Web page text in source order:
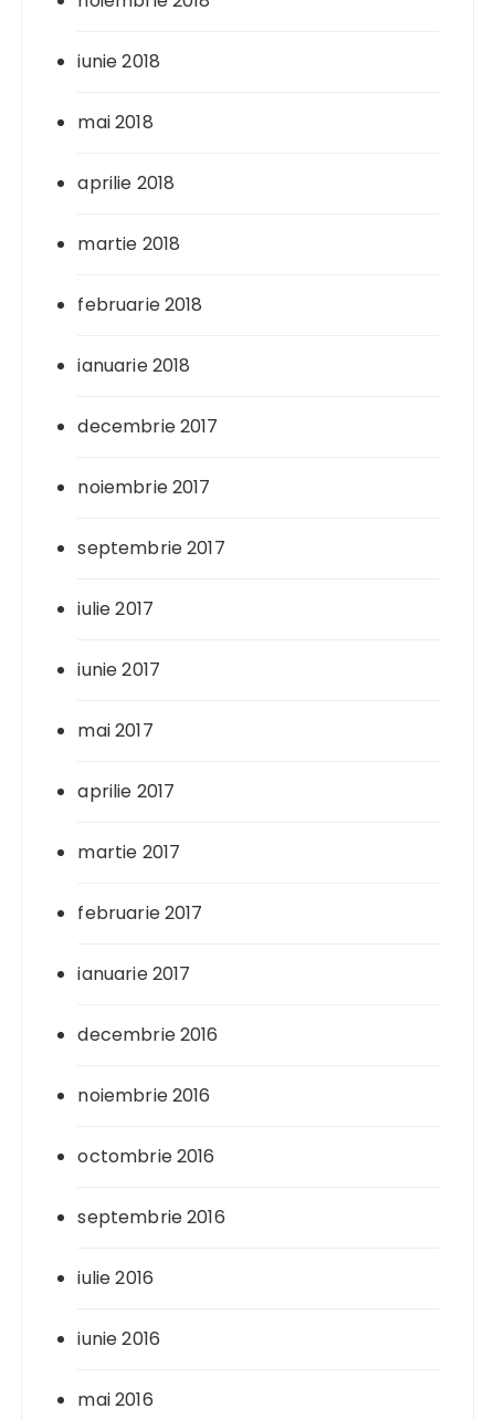
iunie 2018
mai 2018
aprilie 2018
martie 2018
februarie 2018
ianuarie 2018
decembrie 2017
noiembrie 2017
septembrie 2017
iulie 2017
iunie 2017
mai 2017
aprilie 2017
martie 2017
februarie 2017
ianuarie 2017
decembrie 2016
noiembrie 2016
octombrie 2016
septembrie 2016
iulie 2016
iunie 2016
mai 2016